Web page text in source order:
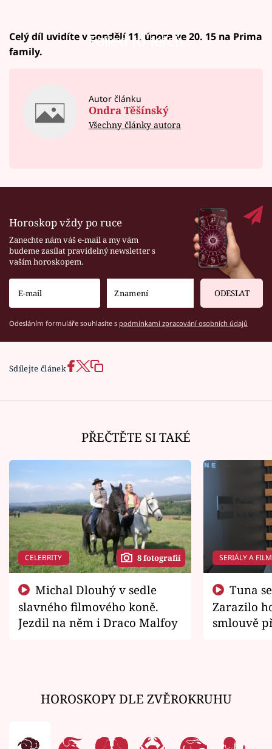
Failed to fetch
Celý díl uvidíte v pondělí 11. února ve 20. 15 na Prima
family.
Autor článku
Ondra Těšínský
Všechny články autora
Horoskop vždy po ruce
Zanechte nám váš e-mail a my vám
budeme zasílat pravidelný newsletter s
vaším horoskopem.
ODESLAT
Odesláním formuláře souhlasíte s podmínkami zpracování osobních údajů
Sdílejte článek
PŘEČTĚTE SI TAKÉ
CELEBRITY 8 fotografií
slavného filmového koně.
Jezdil na něm i Draco Malfoy
SERIÁLY A
Zarazilo
smlouvě
HOROSKOPY DLE ZVĚROKRUHU